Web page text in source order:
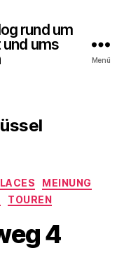
rund um
ums
Menü
MEINUNG
TOUREN
4